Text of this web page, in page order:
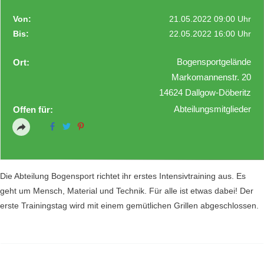
Von:
21.05.2022 09:00 Uhr
Bis:
22.05.2022 16:00 Uhr
Ort:
Bogensportgelände
Markomannenstr. 20
14624 Dallgow-Döberitz
Offen für:
Abteilungsmitglieder
Die Abteilung Bogensport richtet ihr erstes Intensivtraining aus. Es
geht um Mensch, Material und Technik. Für alle ist etwas dabei! Der
erste Trainingstag wird mit einem gemütlichen Grillen abgeschlossen.